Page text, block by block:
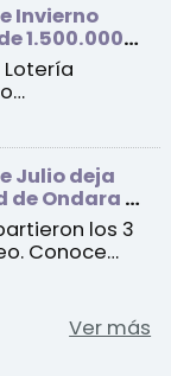
Invierno
1.500.000
Lotería
1 ...
Julio deja
Ondara en
los 3
Conoce
Ver más